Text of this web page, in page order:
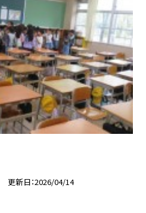
更新日 2026/04/14